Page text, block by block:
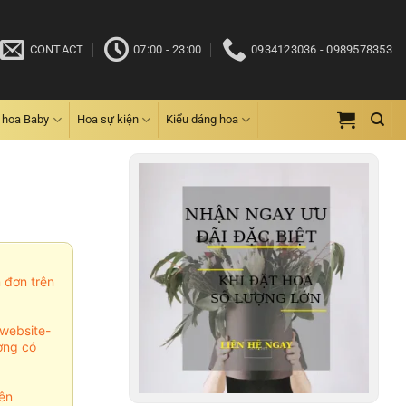
CONTACT 07:00 - 23:00 0934123036 - 0989578353
hoa Baby Hoa sự kiện Kiểu dáng hoa
đơn trên
có